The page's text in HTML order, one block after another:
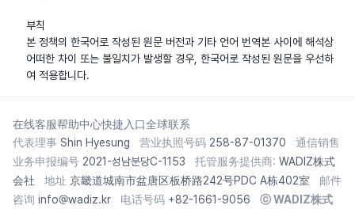
부칙
본 정책의 한국어로 작성된 원문 버전과 기타 언어 번역본 사이에 해석상
어떠한 차이 또는 불일치가 발생할 경우, 한국어로 작성된 원문을 우선하
여 적용합니다.
在线客服帮助中心快捷入口全球联系
代表理事 Shin Hyesung 营业执照号码 258-87-01370
通信销售
业务申报编号 2021-성남분당C-1153 托管服务提供商: WADIZ株式
会社
地址 京畿道城南市盆唐区板桥路242号PDC A栋402室
邮件
咨询 info@wadiz.kr 电话号码 +82-1661-9056 ⓒWADIZ株式